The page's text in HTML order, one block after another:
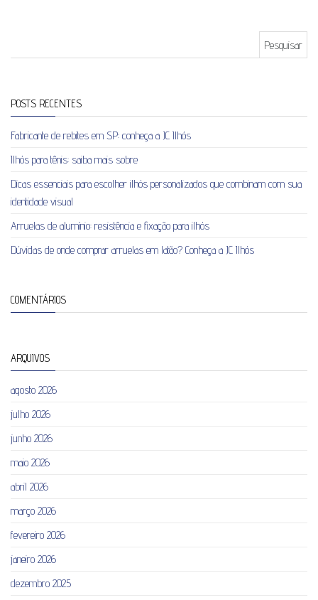
POSTS RECENTES
Fabricante de rebites em SP: conheça a JC Ilhós
Ilhós para tênis: saiba mais sobre
Dicas essenciais para escolher ilhós personalizados que combinam com sua
identidade visual
Arruelas de alumínio: resistência e fixação para ilhós
Dúvidas de onde comprar arruelas em latão? Conheça a JC Ilhós
COMENTÁRIOS
ARQUIVOS
agosto 2026
julho 2026
junho 2026
maio 2026
abril 2026
março 2026
fevereiro 2026
janeiro 2026
dezembro 2025